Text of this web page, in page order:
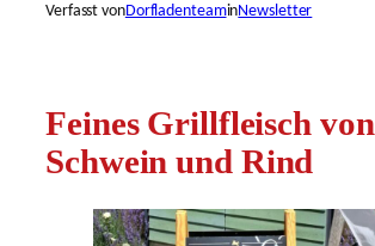
Verfasst vonDorfladenteaminNewsletter
Feines Grillfleisch von
Schwein und Rind